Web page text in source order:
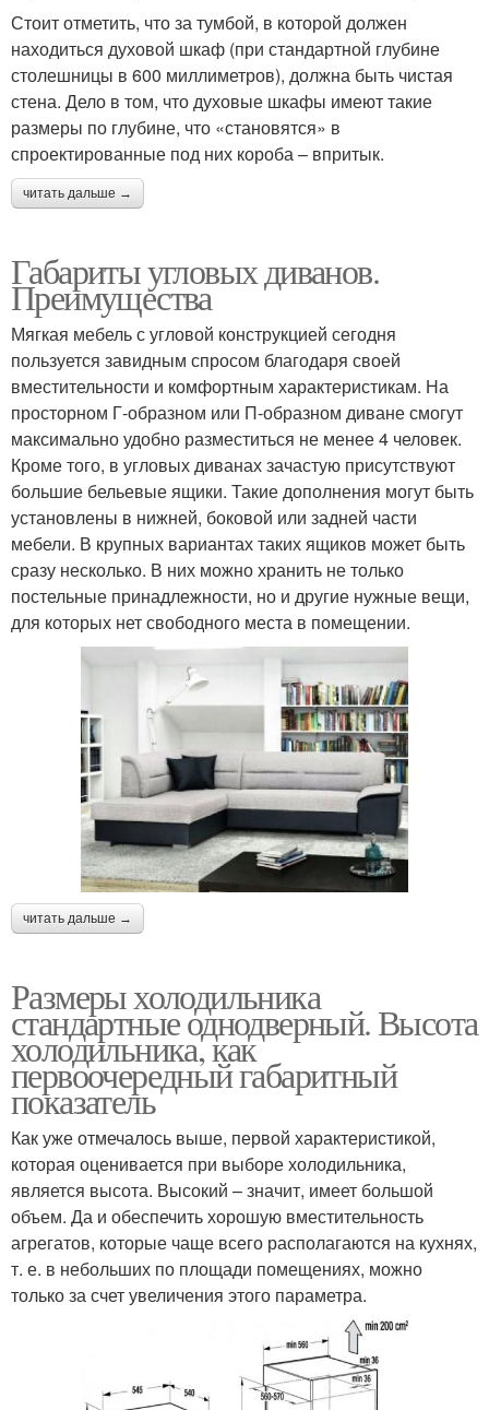
Стоит отметить, что за тумбой, в которой должен
находиться духовой шкаф (при стандартной глубине
столешницы в 600 миллиметров), должна быть чистая
стена. Дело в том, что духовые шкафы имеют такие
размеры по глубине, что «становятся» в
спроектированные под них короба – впритык.
читать дальше →
Габариты угловых диванов.
Преимущества
Мягкая мебель с угловой конструкцией сегодня
пользуется завидным спросом благодаря своей
вместительности и комфортным характеристикам. На
просторном Г-образном или П-образном диване смогут
максимально удобно разместиться не менее 4 человек.
Кроме того, в угловых диванах зачастую присутствуют
большие бельевые ящики. Такие дополнения могут быть
установлены в нижней, боковой или задней части
мебели. В крупных вариантах таких ящиков может быть
сразу несколько. В них можно хранить не только
постельные принадлежности, но и другие нужные вещи,
для которых нет свободного места в помещении.
читать дальше →
Размеры холодильника
стандартные однодверный. Высота
холодильника, как
первоочередный габаритный
показатель
Как уже отмечалось выше, первой характеристикой,
которая оценивается при выборе холодильника,
является высота. Высокий – значит, имеет большой
объем. Да и обеспечить хорошую вместительность
агрегатов, которые чаще всего располагаются на кухнях,
т. е. в небольших по площади помещениях, можно
только за счет увеличения этого параметра.